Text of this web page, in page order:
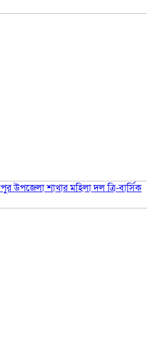
উপজেলা শাখার মহিলা দল ত্রি-বার্সিক